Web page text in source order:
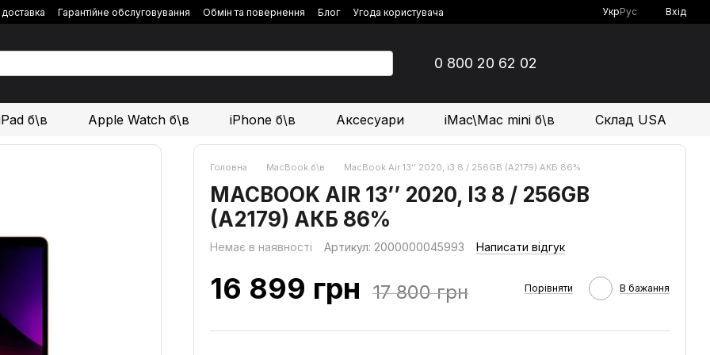
Гарантійне обслуговування Обмін та повернення Блог
Угода користувача
УкрРус Вхід
0 800 20 62 02
б\в Apple Watch б\в iPhone б\в Аксесуари iMac\Mac mini б\в Склад USA
Головна MacBook б\в MacBook Air 13’’ 2020, i3 8 / 256GB (A2179) АКБ 86%
MACBOOK AIR 13’’ 2020, I3 8 / 256GB
(A2179) АКБ 86%
Немає в наявності Артикул: 2000000045993 Написати відгук
16 899 грн 17 800 грн Порівняти В бажання